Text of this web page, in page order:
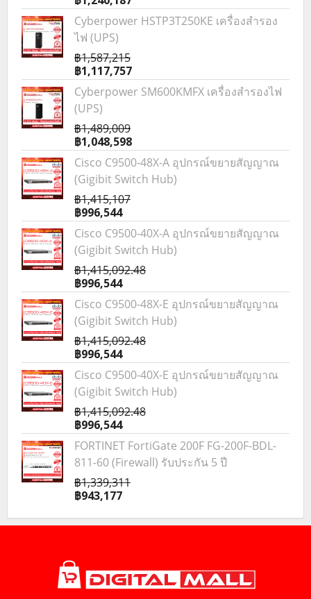
Cyberpower HSTP3T250KE เครื่องสำรอง
ไฟ (UPS)
฿1,587,215
฿1,117,757
Cyberpower SM600KMFX เครื่องสำรองไฟ
(UPS)
฿1,489,009
฿1,048,598
Cisco C9500-48X-A อุปกรณ์ขยายสัญญาณ
(Gigibit Switch Hub)
฿1,415,107
฿996,544
Cisco C9500-40X-A อุปกรณ์ขยายสัญญาณ
(Gigibit Switch Hub)
฿1,415,092.48
฿996,544
Cisco C9500-48X-E อุปกรณ์ขยายสัญญาณ
(Gigibit Switch Hub)
฿1,415,092.48
฿996,544
Cisco C9500-40X-E อุปกรณ์ขยายสัญญาณ
(Gigibit Switch Hub)
฿1,415,092.48
฿996,544
FORTINET FortiGate 200F FG-200F-BDL-
811-60 (Firewall) รับประกัน 5 ปี
฿1,339,311
฿943,177